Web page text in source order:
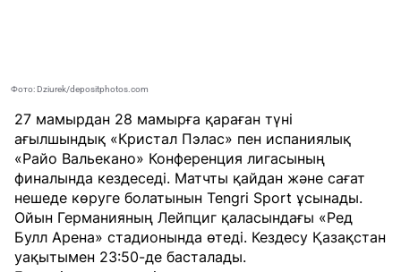
Фото: Dziurek/depositphotos.com
27 мамырдан 28 мамырға қараған түні
ағылшындық «Кристал Пэлас» пен испаниялық
«Райо Вальекано» Конференция лигасының
финалында кездеседі. Матчты қайдан және сағат
нешеде көруге болатынын Tengri Sport ұсынады.
Ойын Германияның Лейпциг қаласындағы «Ред
Булл Арена» стадионында өтеді. Кездесу Қазақстан
уақытымен 23:50-де басталады.